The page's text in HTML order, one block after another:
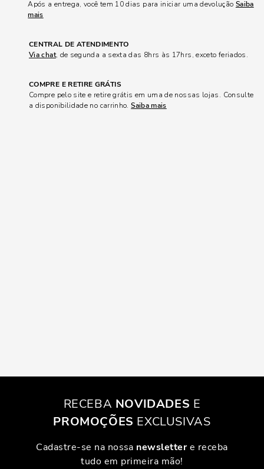
Após a entrega, você tem 10 dias para iniciar uma devolução Saiba
mais
CENTRAL DE ATENDIMENTO
Via chat, de segunda a sexta das 8hrs às 17hrs, exceto feriados.
COMPRE E RETIRE GRÁTIS
Compre pelo site e retire grátis em uma de nossas lojas. Consulte
a disponibilidade no carrinho.Saiba mais
RECEBA NOVIDADES E
PROMOÇÕES EXCLUSIVAS
Cadastre-se na nossa newslettere receba
tudo em primeira mão!